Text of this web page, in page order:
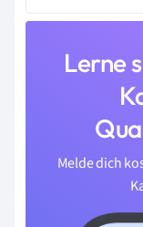
Lerne
Melde dich